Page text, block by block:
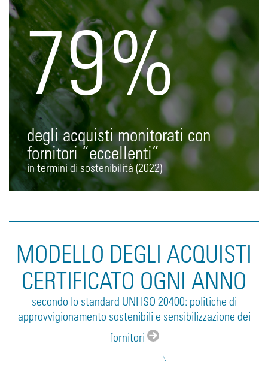
79%
degli acquisti monitorati con
fornitori “eccellenti”
in termini di sostenibilità (2022)
MODELLO DEGLI ACQUISTI
CERTIFICATO OGNI ANNO
secondo lo standard UNI ISO 20400: politiche di
approvvigionamento sostenibili e sensibilizzazione dei
fornitori